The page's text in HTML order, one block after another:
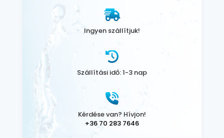
Ingyen szállítjuk!
Szállítási idő: 1-3 nap
Kérdése van? Hívjon!
+36 70 283 7646